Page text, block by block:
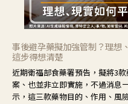
事後避孕藥擬加強管制？理想
這步得想清楚
近期衛福部食藥署預告，擬將3
案、也並非立即實施，不過消息
示，這三款藥物目的、作用、風